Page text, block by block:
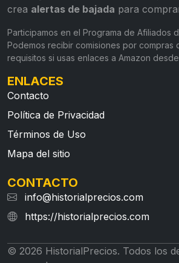
crea alertas de bajada para
Participamos en el Programa de Afiliados
Podemos recibir comisiones por compras
requisitos si usas enlaces a Amazon
ENLACES
Contacto
Política de Privacidad
Términos de Uso
Mapa del sitio
CONTACTO
info@historialprecios.com
https://historialprecios.com
© 2026 HistorialPrecios. Todos los